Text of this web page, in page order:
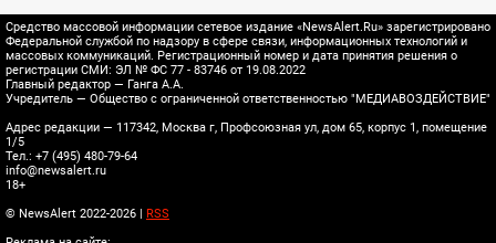
Средство массовой информации сетевое издание «NewsAlert.Ru» зарегистрировано
Федеральной службой по надзору в сфере связи, информационных технологий и
массовых коммуникаций. Регистрационный номер и дата принятия решения о
регистрации СМИ: ЭЛ № ФС 77 - 83746 от 19.08.2022
Главный редактор — Ганга А.А.
Учредитель — Общество с ограниченной ответственностью "МЕДИАВОЗДЕЙСТВИЕ"
Адрес редакции — 117342, Москва г, Профсоюзная ул, дом 65, корпус 1, помещение
1/5
Тел.: +7 (495) 480-79-64
info@newsalert.ru
18+
© NewsAlert 2022-2026 | RSS